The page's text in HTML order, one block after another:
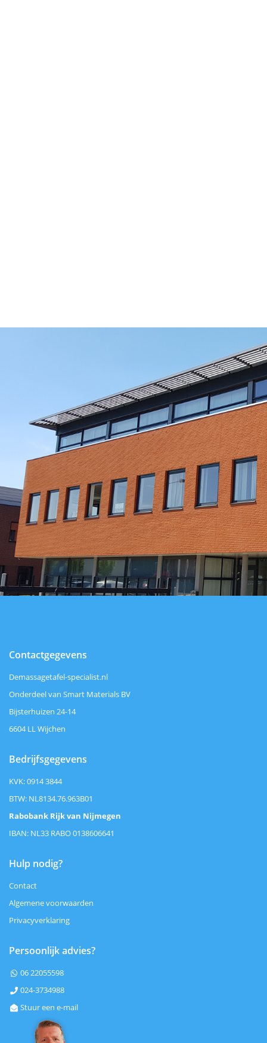
Contactgegevens
Demassagetafel-specialist.nl
Onderdeel van Smart Materials BV
Bijsterhuizen 24-14
6604 LL Wijchen
Bedrijfsgegevens
KVK: 0914 3844
BTW: NL8134.76.963B01
Rabobank Rijk van Nijmegen
IBAN: NL33 RABO 0138606641
Hulp nodig?
Contact
Algemene voorwaarden
Privacyverklaring
Persoonlijk advies?
 06 22055598
 024-3734988
 Stuur een e-mail